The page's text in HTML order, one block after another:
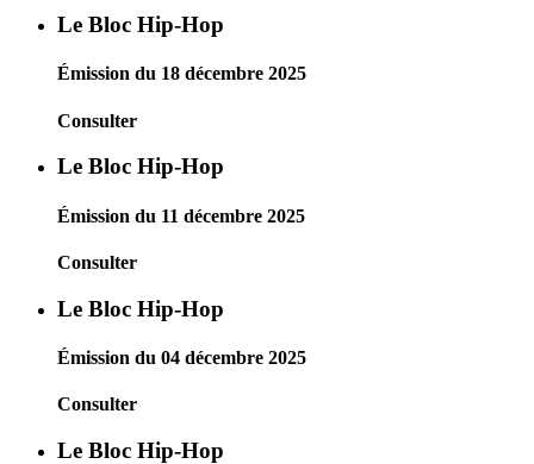
Le Bloc Hip-Hop
Émission du 18 décembre 2025
Consulter
Le Bloc Hip-Hop
Émission du 11 décembre 2025
Consulter
Le Bloc Hip-Hop
Émission du 04 décembre 2025
Consulter
Le Bloc Hip-Hop